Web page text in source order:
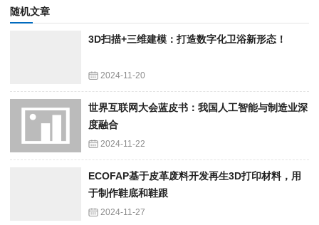
随机文章
3D扫描+三维建模：打造数字化卫浴新形态！
2024-11-20
世界互联网大会蓝皮书：我国人工智能与制造业深
度融合
2024-11-22
ECOFAP基于皮革废料开发再生3D打印材料，用
于制作鞋底和鞋跟
2024-11-27